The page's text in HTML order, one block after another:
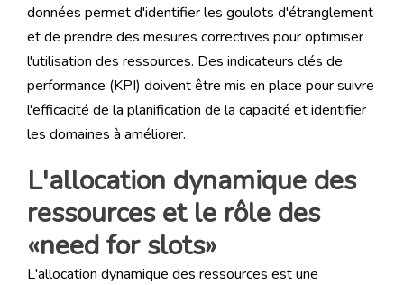
données permet d'identifier les goulots d'étranglement
et de prendre des mesures correctives pour optimiser
l'utilisation des ressources. Des indicateurs clés de
performance (KPI) doivent être mis en place pour suivre
l'efficacité de la planification de la capacité et identifier
les domaines à améliorer.
L'allocation dynamique des
ressources et le rôle des
«need for slots»
L'allocation dynamique des ressources est une